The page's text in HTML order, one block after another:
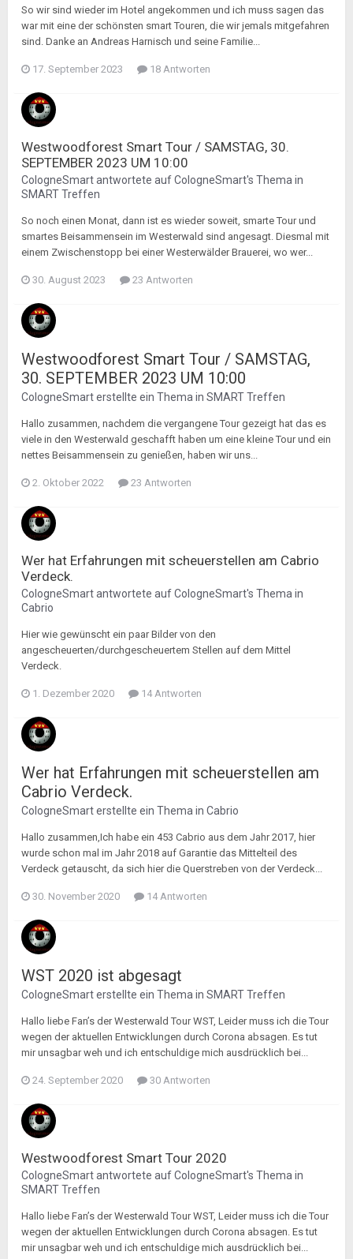
So wir sind wieder im Hotel angekommen und ich muss sagen das
war mit eine der schönsten smart Touren, die wir jemals mitgefahren
sind. Danke an Andreas Harnisch und seine Familie...
17. September 2023 18 Antworten
Westwoodforest Smart Tour / SAMSTAG, 30.
SEPTEMBER 2023 UM 10:00
CologneSmartantwortete aufCologneSmart's Thema in
SMART Treffen
So noch einen Monat, dann ist es wieder soweit, smarte Tour und
smartes Beisammensein im Westerwald sind angesagt. Diesmal mit
einem Zwischenstopp bei einer Westerwälder Brauerei, wo wer...
30. August 2023 23 Antworten
Westwoodforest Smart Tour / SAMSTAG,
30. SEPTEMBER 2023 UM 10:00
CologneSmarterstellte ein Thema in SMART Treffen
Hallo zusammen, nachdem die vergangene Tour gezeigt hat das es
viele in den Westerwald geschafft haben um eine kleine Tour und ein
nettes Beisammensein zu genießen, haben wir uns...
2. Oktober 2022 23 Antworten
Wer hat Erfahrungen mit scheuerstellen am Cabrio
Verdeck.
CologneSmartantwortete aufCologneSmart's Thema in
Cabrio
Hier wie gewünscht ein paar Bilder von den
angescheuerten/durchgescheuertem Stellen auf dem Mittel
Verdeck.
1. Dezember 2020 14 Antworten
Wer hat Erfahrungen mit scheuerstellen am
Cabrio Verdeck.
CologneSmarterstellte ein Thema in Cabrio
Hallo zusammen,Ich habe ein 453 Cabrio aus dem Jahr 2017, hier
wurde schon mal im Jahr 2018 auf Garantie das Mittelteil des
Verdeck getauscht, da sich hier die Querstreben von der Verdeck...
30. November 2020 14 Antworten
WST 2020 ist abgesagt
CologneSmarterstellte ein Thema in SMART Treffen
Hallo liebe Fan’s der Westerwald Tour WST, Leider muss ich die Tour
wegen der aktuellen Entwicklungen durch Corona absagen. Es tut
mir unsagbar weh und ich entschuldige mich ausdrücklich bei...
24. September 2020 30 Antworten
Westwoodforest Smart Tour 2020
CologneSmartantwortete aufCologneSmart's Thema in
SMART Treffen
Hallo liebe Fan’s der Westerwald Tour WST, Leider muss ich die Tour
wegen der aktuellen Entwicklungen durch Corona absagen. Es tut
mir unsagbar weh und ich entschuldige mich ausdrücklich bei...